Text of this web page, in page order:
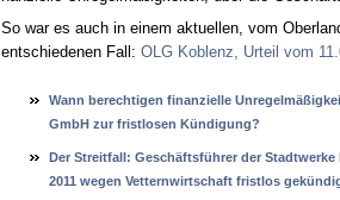
So war es auch in ei­nem ak­tu­el­len, vom
ent­schie­de­nen Fall: OLG Ko­blenz, Ur­teil vom
Wann be­rech­ti­gen fi­nan­zi­el­le
GmbH zur frist­lo­sen Kündi­gung?
Der Streit­fall: Geschäftsführer der Stadt­wer­ke
2011 we­gen Vet­tern­wirt­schaft frist­los